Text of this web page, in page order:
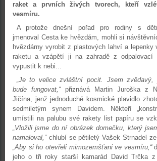
raket a prvních živých tvorech, kteří
vesmíru.
A protože dnešní pořad pro rodiny s
jmenoval Cesta ke hvězdám, mohli si
hvězdárny vyrobit z plastových lahví a lepenky
raketu a vzápětí ji na zahradě z odpalovací
vypustit k nebi...
„Je to velice zvláštní pocit. Jsem zvědavý,
bude fungovat,“ přiznává Martin Juroška z
Jičína, jenž jednoduché kosmické plavidlo
sedmiletým synem Davidem. Někteří
umístili na palubu své rakety list papíru se
„Vložili jsme do ní obrázek domečku, který
namaloval,“chlubí se pětiletý Vašek Strnadel
„Aby si ho otevřeli mimozemšťani ve vesmíru,“
jeho o tři roky starší kamarád David Trčka z